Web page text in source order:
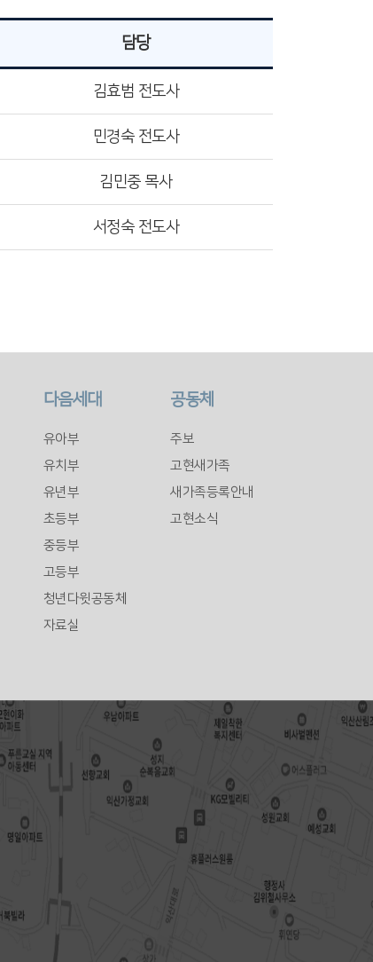
담당
김효범 전도사
민경숙 전도사
김민중 목사
서정숙 전도사
다음세대
유아부
유치부
유년부
초등부
중등부
고등부
청년다윗공동체
자료실
공동체
주보
고현새가족
새가족등록안내
고현소식